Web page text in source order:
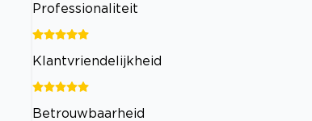
Professionaliteit
Klantvriendelijkheid
Betrouwbaarheid